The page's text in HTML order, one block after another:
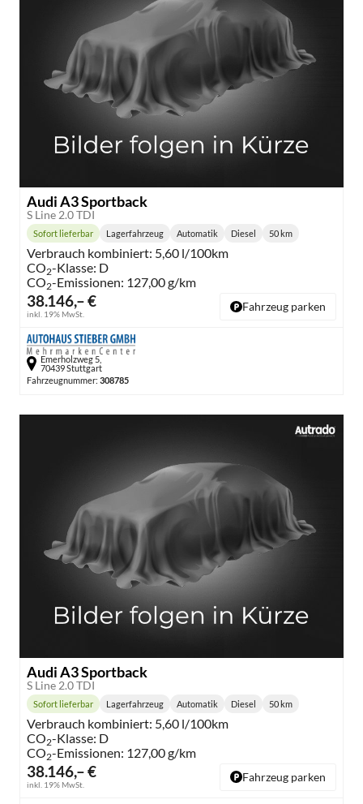
Audi A3 Sportback
S Line 2.0 TDI
38.146,– €
inkl. 19% MwSt.
Lieferzeit:
Sofort lieferbar Lagerfahrzeug
Getriebe:
Automatik
Kraftstoff:
Diesel
Kilometerstand:
50 km
Verbrauch kombiniert: 5,60 l/100km
CO2-Klasse: D
CO2-Emissionen: 127,00 g/km
Fahrzeug parken
Emerholzweg 5,
70439 Stuttgart
Fahrzeugnummer: 308785
Audi A3 Sportback
S Line 2.0 TDI
38.146,– €
inkl. 19% MwSt.
Lieferzeit:
Sofort lieferbar Lagerfahrzeug
Getriebe:
Automatik
Kraftstoff:
Diesel
Kilometerstand:
50 km
Verbrauch kombiniert: 5,60 l/100km
CO2-Klasse: D
CO2-Emissionen: 127,00 g/km
Fahrzeug parken